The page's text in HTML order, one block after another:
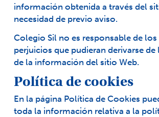
información obtenida a través del
necesidad de previo aviso.
Colegio Sil no es responsable de
perjuicios que pudieran derivarse
de la información del sitio Web.
Política de cookies
En la página Política de Cookies
toda la información relativa a la